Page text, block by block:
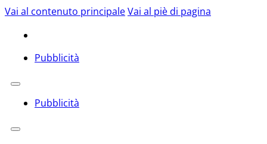
Vai al contenuto principaleVai al piè di pagina
Pubblicità
Pubblicità